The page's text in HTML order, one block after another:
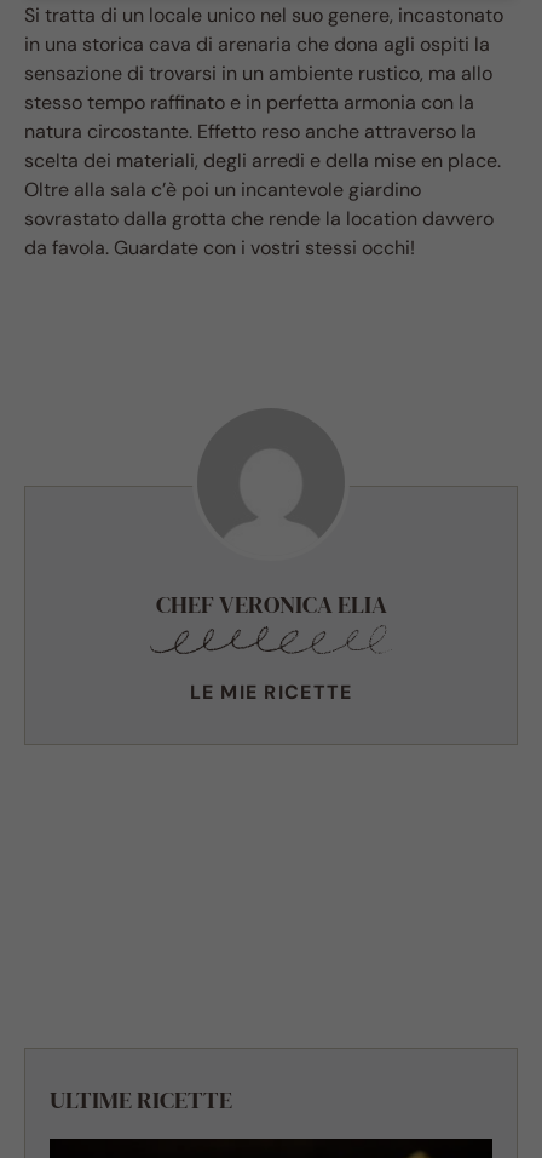
Si tratta di un locale unico nel suo genere, incastonato
in una storica cava di arenaria che dona agli ospiti la
sensazione di trovarsi in un ambiente rustico, ma allo
stesso tempo raffinato e in perfetta armonia con la
natura circostante. Effetto reso anche attraverso la
scelta dei materiali, degli arredi e della mise en place.
Oltre alla sala c’è poi un incantevole giardino
sovrastato dalla grotta che rende la location davvero
da favola. Guardate con i vostri stessi occhi!
CHEF VERONICA ELIA
LE MIE RICETTE
ULTIME RICETTE